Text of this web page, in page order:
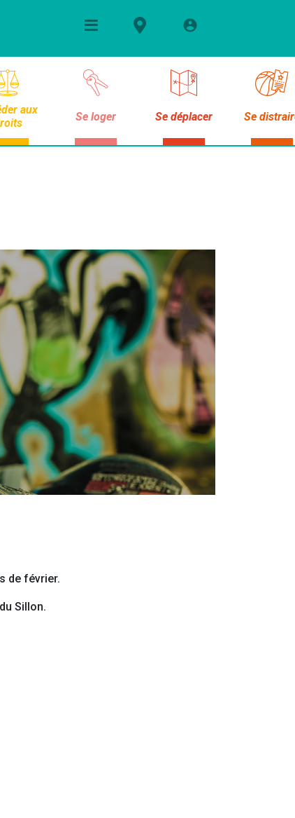
aux
Se loger Se déplacer Se
de février.
Sillon.